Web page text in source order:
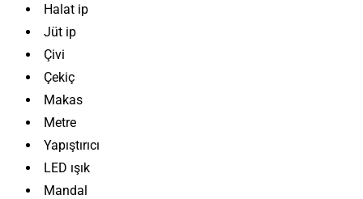
Halat ip
Jüt ip
Çivi
Çekiç
Makas
Metre
Yapıştırıcı
LED ışık
Mandal